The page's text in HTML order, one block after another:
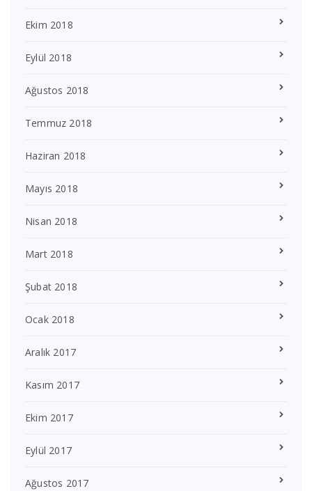
Ekim 2018
Eylül 2018
Ağustos 2018
Temmuz 2018
Haziran 2018
Mayıs 2018
Nisan 2018
Mart 2018
Şubat 2018
Ocak 2018
Aralık 2017
Kasım 2017
Ekim 2017
Eylül 2017
Ağustos 2017